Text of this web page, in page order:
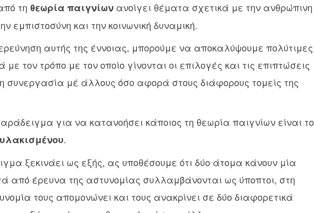
τη θεωρία παιγνίωνανοίγει θέματα σχετικά με την ανθρώπινη
εμπιστοσύνη και την κοινωνική δυναμική.
αυτής της έννοιας, μπορούμε να αποκαλύψουμε πολύτιμες
με τον τρόπο με τον οποίο γίνονται οι επιλογές και τις επιπτώσεις
συνεργασία μέ άλλους όσο αφορά στους διάφορους τομείς της
για να κατανοήσει κάποιος τη θεωρία παιγνίων είναι το
.
ξεκινάει ως εξής, ας υποθέσουμε ότι δύο άτομα κάνουν μία
από έρευνα της αστυνομίας συλλαμβάνονται ως ύποπτοι, στη
τους απομονώνει και τους ανακρίνει σε δύο διαφορετικά